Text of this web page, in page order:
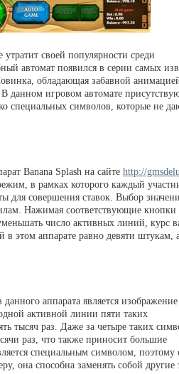
своей популярности среди
автомат появился в серии самых
обладающая забавной
данном игровом автомате
специальных символов, которые не
Banana Splash на сайте http://
в рамках которого каждый
для совершения ставок. Выбор
Нажимая соответствующие кнопки
число активных линий, курс
в этом аппарате равно девяти штукам,
аппарата является изображение
активной линии пяти таких
тысяч раз. Даже за четыре таких
раз, что также приносит большие
специальным символом, поэтому
она способна заменять собой другие